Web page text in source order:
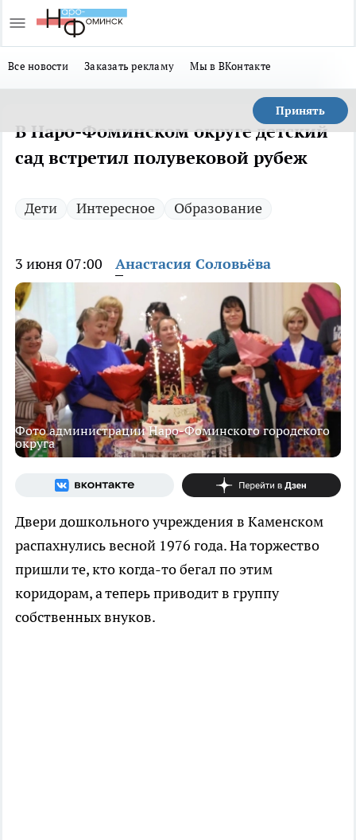
Все новости Заказать рекламу Мы в ВКонтакте
Принять
В Наро-Фоминском округе детский
сад встретил полувековой рубеж
Дети Интересное Образование
3 июня 07:00 Анастасия Соловьёва
Фото администрации Наро-Фоминского городского
округа
Двери дошкольного учреждения в Каменском
распахнулись весной 1976 года. На торжество
пришли те, кто когда-то бегал по этим
коридорам, а теперь приводит в группу
собственных внуков.